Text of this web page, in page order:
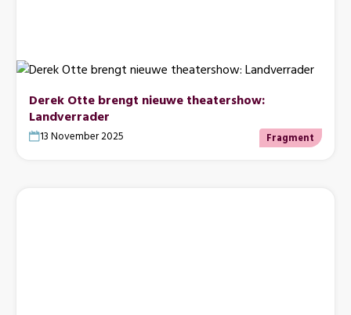
Derek Otte brengt nieuwe theatershow:
Landverrader
13 November 2025 Fragment